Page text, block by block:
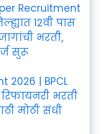
Recruitment
12वी पास
भरती,
सुरू
2026 | BPCL
भरती
मोठी संधी